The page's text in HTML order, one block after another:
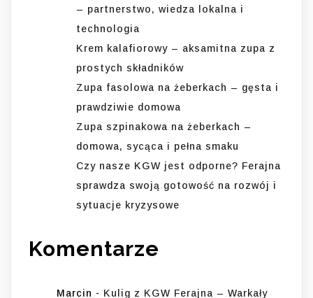
– partnerstwo, wiedza lokalna i
technologia
Krem kalafiorowy – aksamitna zupa z
prostych składników
Zupa fasolowa na żeberkach – gęsta i
prawdziwie domowa
Zupa szpinakowa na żeberkach –
domowa, sycąca i pełna smaku
Czy nasze KGW jest odporne? Ferajna
sprawdza swoją gotowość na rozwój i
sytuacje kryzysowe
Komentarze
Marcin - Kulig z KGW Ferajna – Warkały